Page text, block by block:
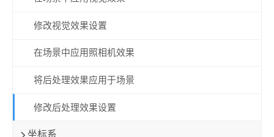
修改视觉效果设置
在场景中应用照相机效果
将后处理效果应用于场景
修改后处理效果设置
坐标系